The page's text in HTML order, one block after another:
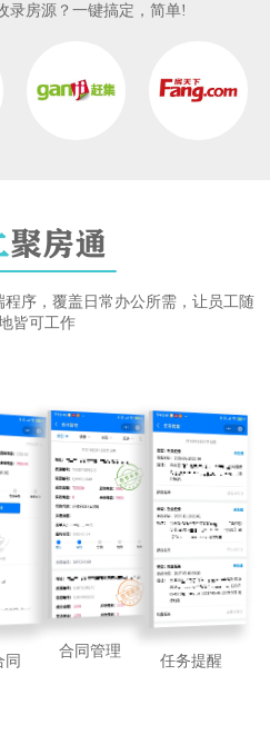
录房源？一键搞定，简单!
聚房通
序，覆盖日常办公所需，让员工随
皆可工作
同
合同管理
任务提醒